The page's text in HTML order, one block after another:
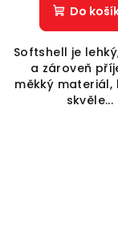
Do
Softshell je
a zároveň
měkký materiál,
skvěle...